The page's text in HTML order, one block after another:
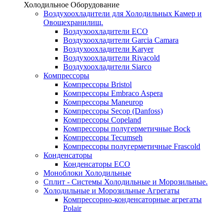
Холодильное Оборудование
Воздухоохладители для Холодильных Камер и
Овощехранилищ.
Воздухоохладители ECO
Воздухоохладители Garcia Camara
Воздухоохладители Karyer
Воздухоохладители Rivacold
Воздухоохладители Siarco
Компрессоры
Компрессоры Bristol
Компрессоры Embraco Aspera
Компрессоры Maneurop
Компрессоры Secop (Danfoss)
Компрессоры Copeland
Компрессоры полугерметичные Bock
Компрессоры Tecumseh
Компрессоры полугерметичные Frascold
Конденсаторы
Конденсаторы ECO
Моноблоки Холодильные
Сплит - Системы Холодильные и Морозильные.
Холодильные и Морозильные Агрегаты
Компрессорно-конденсаторные агрегаты
Polair